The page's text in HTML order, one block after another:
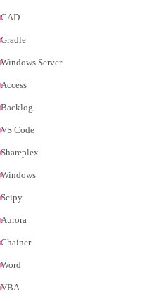
CAD
Gradle
Windows Server
Access
Backlog
VS Code
Shareplex
Windows
Scipy
Aurora
Chainer
Word
VBA